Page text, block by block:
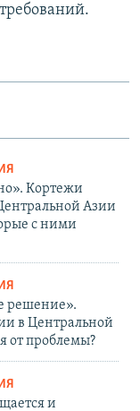
Кортежи
Азии
с ними
решение».
в Центральной
от проблемы?
и